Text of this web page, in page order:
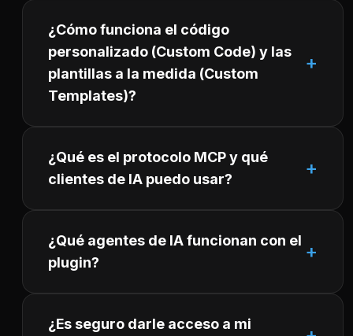
¿Cómo funciona el código
personalizado (Custom Code) y las
plantillas a la medida (Custom
Templates)?
¿Qué es el protocolo MCP y qué
clientes de IA puedo usar?
¿Qué agentes de IA funcionan con el
plugin?
¿Es seguro darle acceso a mi